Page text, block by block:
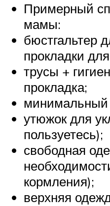
Примерный
мамы:
бюстгальтер
прокладки
трусы +
прокладка;
минимальный
утюжок для
пользуетесь);
свободная
кормления);
верхняя